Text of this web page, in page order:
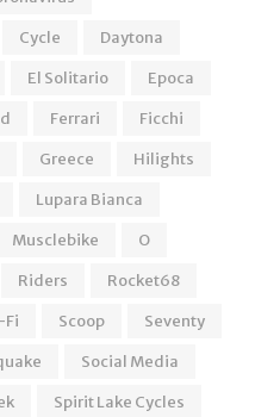
Cycle
Daytona
El Solitario
Epoca
Ferrari
Ficchi
Greece
Hilights
Lupara Bianca
Musclebike
O
Riders
Rocket68
Fi Scoop
Seventy
Social Media
Spirit Lake Cycles